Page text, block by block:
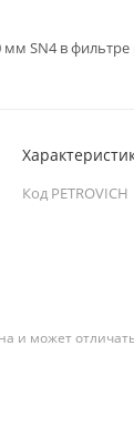
SN4 в фильтре
Код PETROVICH
и может